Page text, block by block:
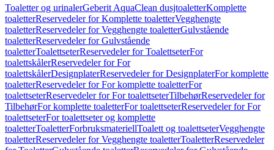
Toaletter og urinalerGeberit AquaClean dusjtoaletterKomplette
toaletterReservedeler for Komplette toaletterVegghengte
toaletterReservedeler for Vegghengte toaletterGulvstående
toaletterReservedeler for Gulvstående
toaletterToalettseterReservedeler for ToalettseterFor
toalettskålerReservedeler for For
toalettskålerDesignplaterReservedeler for DesignplaterFor komplette
toaletterReservedeler for For komplette toaletterFor
toalettseterReservedeler for For toalettseterTilbehørReservedeler for
TilbehørFor komplette toaletterFor toalettseterReservedeler for For
toalettseterFor toalettseter og komplette
toaletterToaletterForbruksmateriellToalett og toalettseterVegghengte
toaletterReservedeler for Vegghengte toaletterToaletterReservedeler